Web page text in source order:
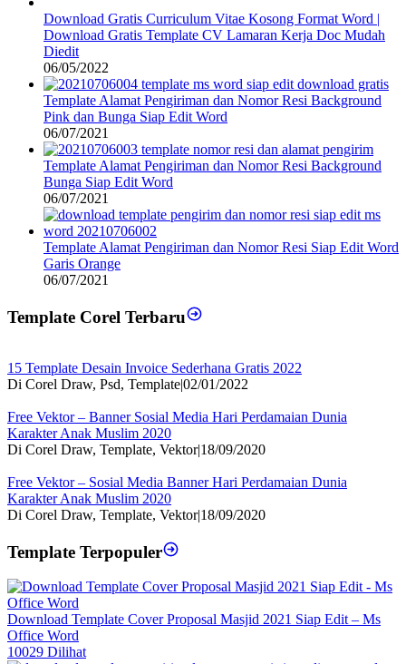
Download Gratis Curriculum Vitae Kosong Format Word |
Download Gratis Template CV Lamaran Kerja Doc Mudah
Diedit
06/05/2022
Template Alamat Pengiriman dan Nomor Resi Background
Pink dan Bunga Siap Edit Word
06/07/2021
Template Alamat Pengiriman dan Nomor Resi Background
Bunga Siap Edit Word
06/07/2021
Template Alamat Pengiriman dan Nomor Resi Siap Edit Word
Garis Orange
06/07/2021
Template Corel Terbaru
15 Template Desain Invoice Sederhana Gratis 2022
Di Corel Draw, Psd, Template|02/01/2022
Free Vektor – Banner Sosial Media Hari Perdamaian Dunia
Karakter Anak Muslim 2020
Di Corel Draw, Template, Vektor|18/09/2020
Free Vektor – Sosial Media Banner Hari Perdamaian Dunia
Karakter Anak Muslim 2020
Di Corel Draw, Template, Vektor|18/09/2020
Template Terpopuler
Download Template Cover Proposal Masjid 2021 Siap Edit – Ms
Office Word
10029 Dilihat